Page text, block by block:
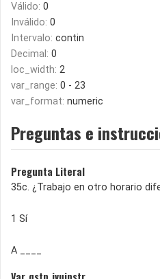
Válido: 0
Inválido: 0
Intervalo: contin
Decimal: 0
loc_width: 2
var_range: 0 - 23
var_format: numeric
Preguntas e
Pregunta Literal
35c. ¿Trabajo en otro horario
1 Sí
A ____